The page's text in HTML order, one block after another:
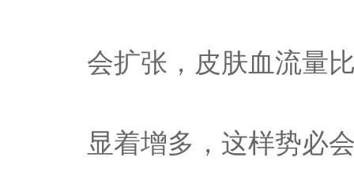
会扩张，皮肤血流量
显着增多，这样势必